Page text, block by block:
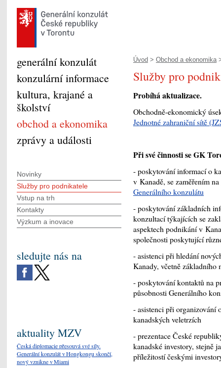
Úvod > Obchod a ekonomika
Služby pro
Probíhá aktualizace.
Obchodně-ekonomický
Jednotné zahraniční sítě
Při své činnosti se GK
- poskytování informací o
v Kanadě, se zaměřením
Generálního konzulátu
- poskytování základních
konzultací týkajících se
aspektech podnikání v
společnosti poskytující
- asistenci při hledání
Kanady, včetně základního
- poskytování kontaktů na
působnosti Generálního
- asistenci při organizování
kanadských veletrzích
- prezentace České
kanadské investory, stejně
příležitostí českými
generální konzulát
konzulární informace
kultura, krajané a
školství
obchod a ekonomika
zprávy a události
Novinky
Služby pro podnikatele
Vstup na trh
Kontakty
Výzkum a inovace
sledujte nás na
aktuality MZV
Česká diplomacie přesouvá své síly.
Generální konzulát v Hongkongu skončí,
nový vznikne v Miami